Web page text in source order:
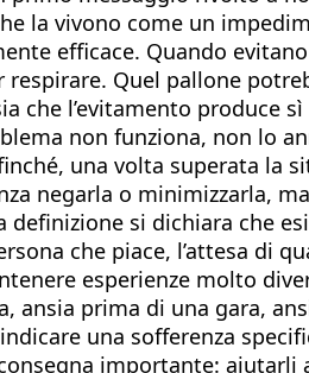
la vivono come un
efficace. Quando
Quel pallone
che l’evitamento
non funziona, non lo
una volta superata la
negarla o minimizzarla,
si dichiara che
che piace, l’attesa di
esperienze molto
prima di una gara,
una sofferenza
importante: aiutarli